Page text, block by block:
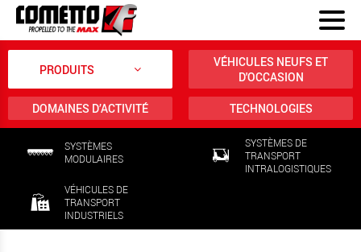
PRODUITS
VÉHICULES NEUFS ET
D'OCCASION
DOMAINES D’ACTIVITÉ TECHNOLOGIES
SYSTÈMES
MODULAIRES
SYSTÈMES DE
TRANSPORT
INTRALOGISTIQUES
VÉHICULES DE
TRANSPORT
INDUSTRIELS